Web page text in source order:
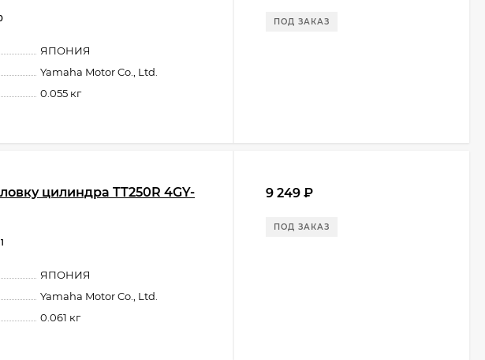
ЯПОНИЯ
Yamaha Motor Co., Ltd.
0.055 кг
ПОД ЗАКАЗ
цилиндра TT250R 4GY-
ЯПОНИЯ
Yamaha Motor Co., Ltd.
0.061 кг
9 249 ₽
ПОД ЗАКАЗ